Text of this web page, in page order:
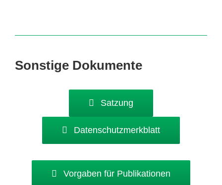
Sonstige Dokumente
Satzung
Datenschutzmerkblatt
Vorgaben für Publikationen